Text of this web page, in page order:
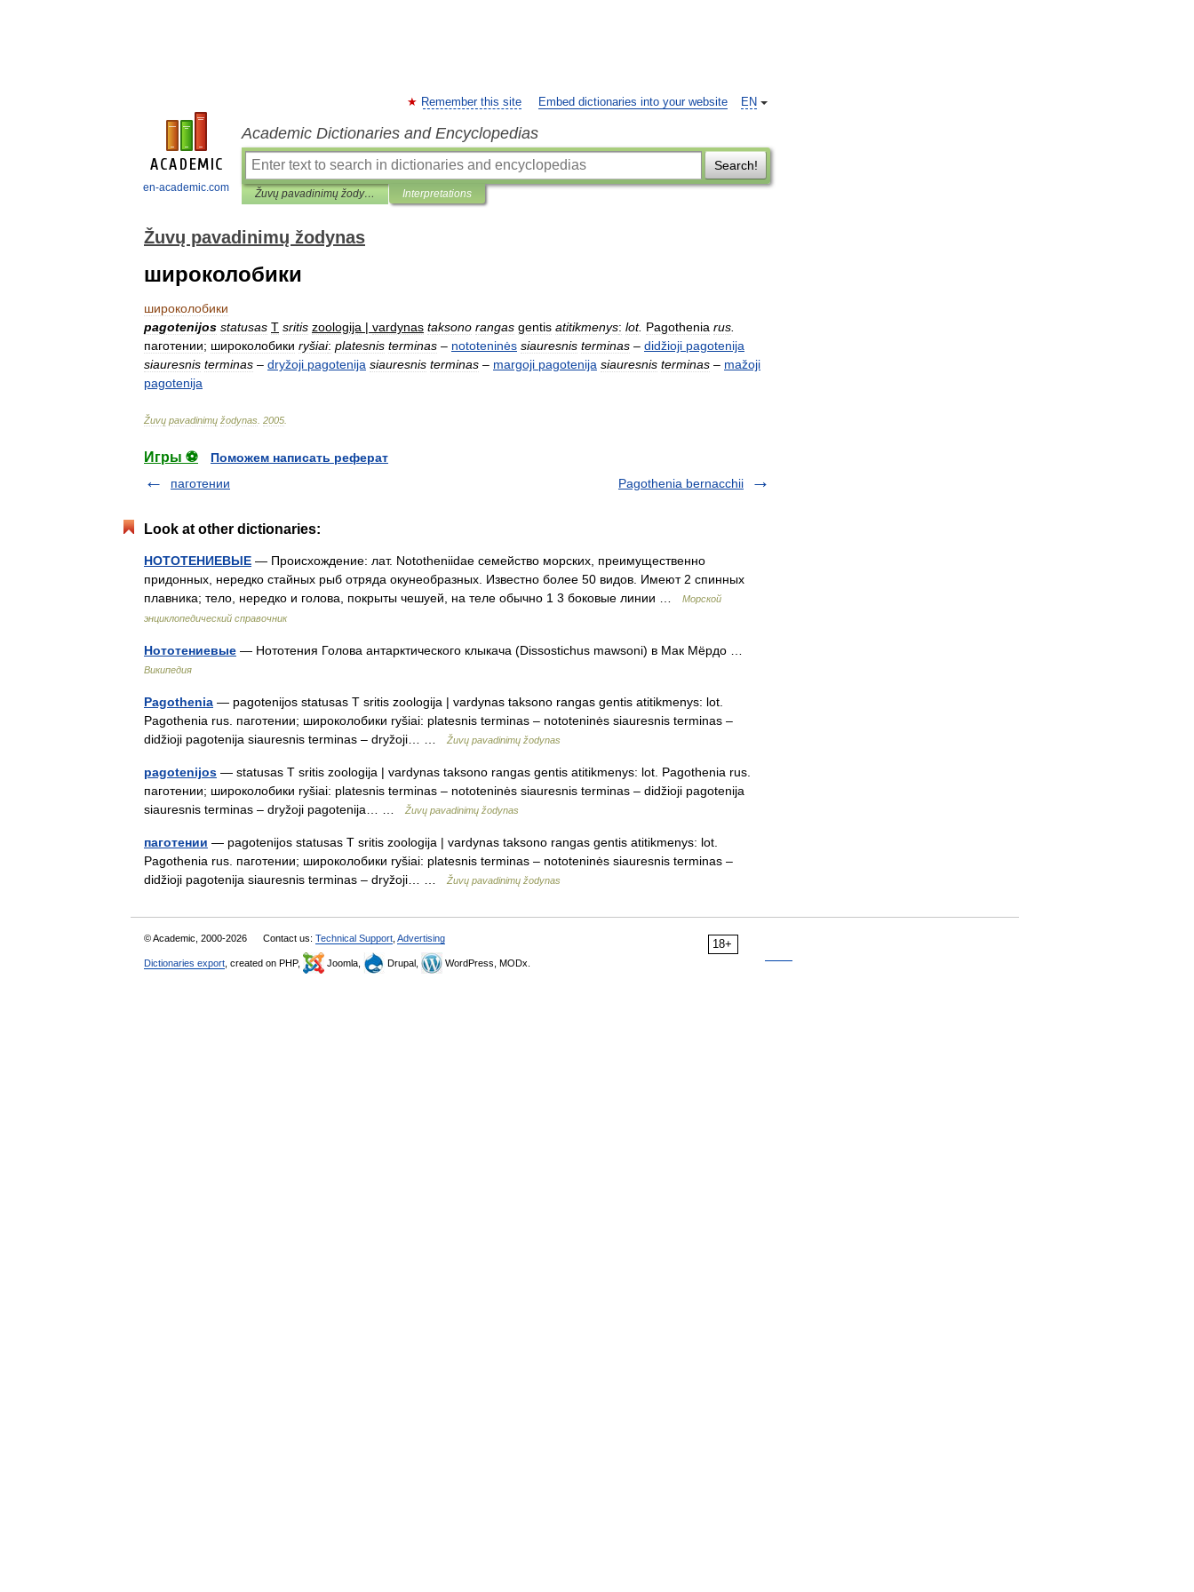
en-academic.com
EN
Remember this site Embed dictionaries into your website
Academic Dictionaries and Encyclopedias
Search!
Žuvų pavadinimų žodynas Interpretations
Žuvų pavadinimų žodynas
широколобики
широколобики
pagotenijos statusas T sritis zoologija | vardynas taksono rangas gentis atitikmenys: lot. Pagothenia rus
паготении; широколобики ryšiai: platesnis terminas – nototeninės siauresnis terminas – didžioji pagotenija
siauresnis terminas – dryžoji pagotenija siauresnis terminas – margoji pagotenija siauresnis terminas – mažoji
pagotenija
Žuvų pavadinimų žodynas 2005
Игры ⚽
Поможем написать реферат
паготении
Pagothenia bernacchii
Look at other dictionaries:
НОТОТЕНИЕВЫЕ — Происхождение: лат. Nototheniidae семейство морских, преимущественно
придонных, нередко стайных рыб отряда окунеобразных. Известно более 50 видов. Имеют 2 спинных
плавника; тело, нередко и голова, покрыты чешуей, на теле обычно 1 3 боковые линии …
Морской
энциклопедический справочник
Нототениевые — Нототения Голова антарктического клыкача (Dissostichus mawsoni) в Мак Мёрдо …
Википедия
Pagothenia — pagotenijos statusas T sritis zoologija | vardynas taksono rangas gentis atitikmenys: lot.
Pagothenia rus. паготении; широколобики ryšiai: platesnis terminas – nototeninės siauresnis terminas –
didžioji pagotenija siauresnis terminas – dryžoji… …
Žuvų pavadinimų žodynas
pagotenijos — statusas T sritis zoologija | vardynas taksono rangas gentis atitikmenys: lot. Pagothenia rus.
паготении; широколобики ryšiai: platesnis terminas – nototeninės siauresnis terminas – didžioji pagotenija
siauresnis terminas – dryžoji pagotenija… …
Žuvų pavadinimų žodynas
паготении — pagotenijos statusas T sritis zoologija | vardynas taksono rangas gentis atitikmenys: lot.
Pagothenia rus. паготении; широколобики ryšiai: platesnis terminas – nototeninės siauresnis terminas –
didžioji pagotenija siauresnis terminas – dryžoji… …
Žuvų pavadinimų žodynas
18+
© Academic, 2000-2026 Contact us: Technical Support Advertising
Dictionaries export , created on PHP, Joomla, Drupal, WordPress, MODx.